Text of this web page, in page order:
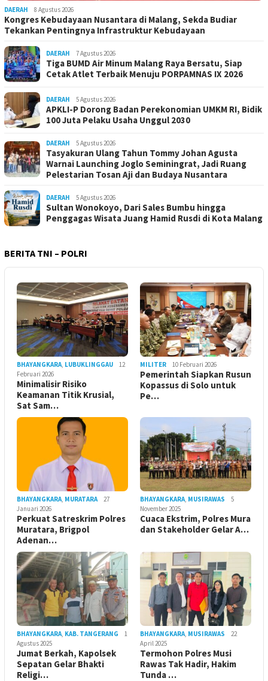
DAERAH 8 Agustus 2026
Kongres Kebudayaan Nusantara di Malang, Sekda Budiar
Tekankan Pentingnya Infrastruktur Kebudayaan
DAERAH 7 Agustus 2026
Tiga BUMD Air Minum Malang Raya Bersatu, Siap
Cetak Atlet Terbaik Menuju PORPAMNAS IX 2026
DAERAH 5 Agustus 2026
APKLI-P Dorong Badan Perekonomian UMKM RI, Bidik
100 Juta Pelaku Usaha Unggul 2030
DAERAH 5 Agustus 2026
Tasyakuran Ulang Tahun Tommy Johan Agusta
Warnai Launching Joglo Seminingrat, Jadi Ruang
Pelestarian Tosan Aji dan Budaya Nusantara
DAERAH 5 Agustus 2026
Sultan Wonokoyo, Dari Sales Bumbu hingga
Penggagas Wisata Juang Hamid Rusdi di Kota Malang
BERITA TNI – POLRI
BHAYANGKARA LUBUKLINGGAU
12
Februari 2026
Minimalisir Risiko
Keamanan Titik Krusial,
Sat Sam…
MILITER 10 Februari 2026
Pemerintah Siapkan Rusun
Kopassus di Solo untuk
Pe…
BHAYANGKARA MURATARA
27
Januari 2026
Perkuat Satreskrim Polres
Muratara, Brigpol
Adenan…
BHAYANGKARA MUSIRAWAS
5
November 2025
Cuaca Ekstrim, Polres Mura
dan Stakeholder Gelar A…
BHAYANGKARA KAB. TANGERANG
1
Agustus 2025
Jumat Berkah, Kapolsek
Sepatan Gelar Bhakti
Religi…
BHAYANGKARA MUSIRAWAS
22
April 2025
Termohon Polres Musi
Rawas Tak Hadir, Hakim
Tunda …